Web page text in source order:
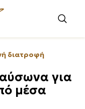
διατροφή
για
μέσα